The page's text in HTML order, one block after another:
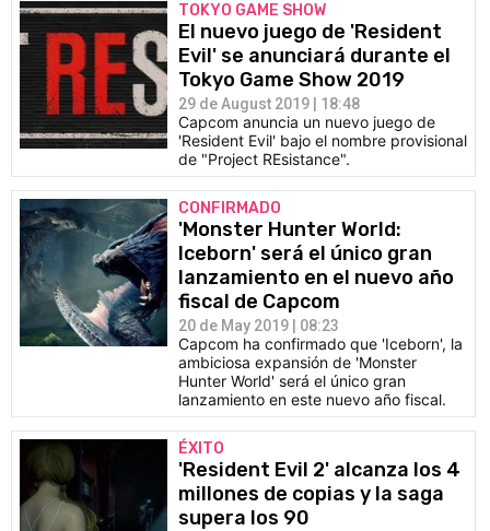
TOKYO GAME SHOW
El nuevo juego de 'Resident
Evil' se anunciará durante el
Tokyo Game Show 2019
29 de August 2019 | 18:48
Capcom anuncia un nuevo juego de
'Resident Evil' bajo el nombre provisional
de "Project REsistance".
CONFIRMADO
'Monster Hunter World:
Iceborn' será el único gran
lanzamiento en el nuevo año
fiscal de Capcom
20 de May 2019 | 08:23
Capcom ha confirmado que 'Iceborn', la
ambiciosa expansión de 'Monster
Hunter World' será el único gran
lanzamiento en este nuevo año fiscal.
ÉXITO
'Resident Evil 2' alcanza los 4
millones de copias y la saga
supera los 90